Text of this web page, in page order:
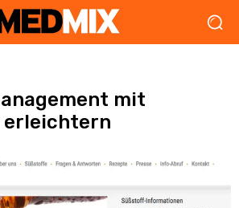
mit
erleichtern